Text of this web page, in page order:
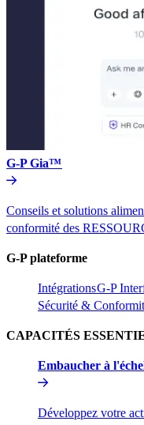
G-P Gia™​​
Conseils et solutions
conformité des
G-P plateforme​​
Intégrations​​G-P
Sécurité &
CAPACITÉS
Embaucher à
Développez votre